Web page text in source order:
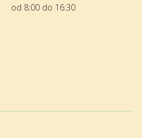
od 8:00 do 16:30